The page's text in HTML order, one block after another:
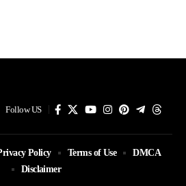
Follow US
Policy Terms of Use
DMCA
Disclaimer